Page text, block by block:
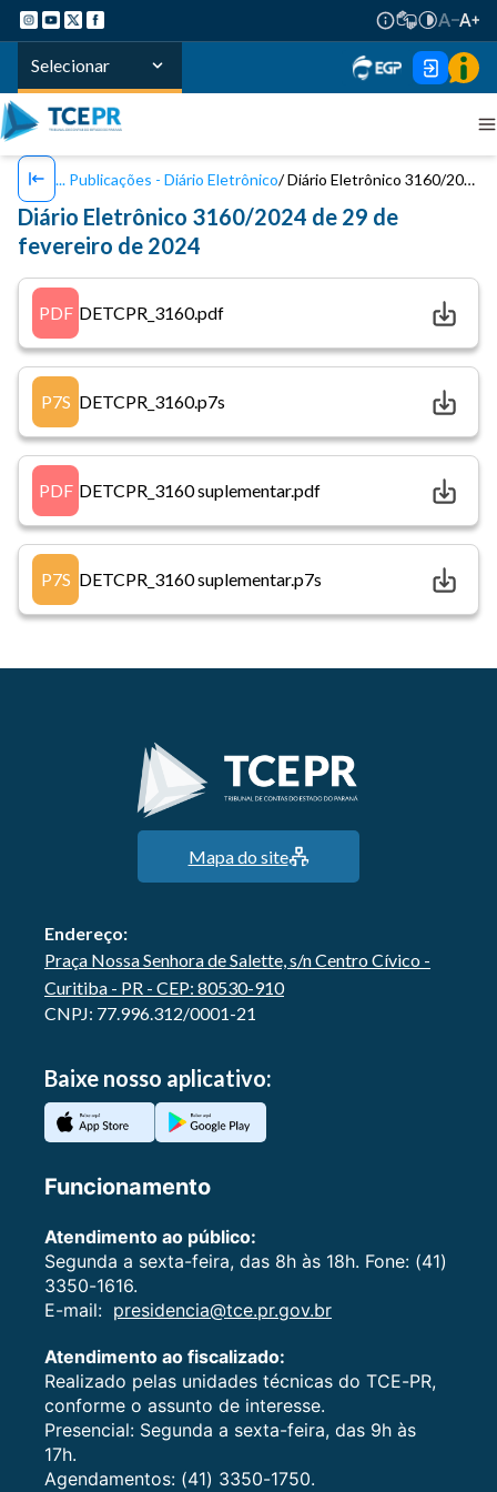
Selecionar
Publicações - Diário Eletrônico Diário Eletrônico 3160/2024 de 29 de fevereiro de 2024
Diário Eletrônico 3160/2024 de 29 de
fevereiro de 2024
PDF DETCPR_3160.pdf
P7S DETCPR_3160.p7s
PDF DETCPR_3160 suplementar.pdf
P7S DETCPR_3160 suplementar.p7s
Mapa do site
Endereço:
Praça Nossa Senhora de Salette, s/n Centro Cívico -
Curitiba - PR - CEP: 80530-910
CNPJ: 77.996.312/0001-21
Baixe nosso aplicativo:
Funcionamento
Atendimento ao público:
Segunda a sexta-feira, das 8h às 18h. Fone: (41)
3350-1616.
E-mail: presidencia@tce.pr.gov.br
Atendimento ao fiscalizado:
Realizado pelas unidades técnicas do TCE-PR,
conforme o assunto de interesse.
Presencial: Segunda a sexta-feira, das 9h às
17h.
Agendamentos: (41) 3350-1750.